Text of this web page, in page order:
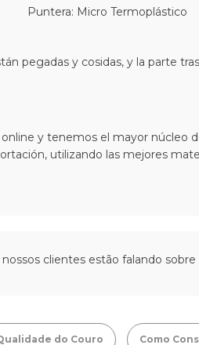
Puntera: Micro Termoplástico
pegadas y cosidas, y la parte
y tenemos el mayor núcleo
utilizando las mejores
nossos clientes estão falando
do Couro Como